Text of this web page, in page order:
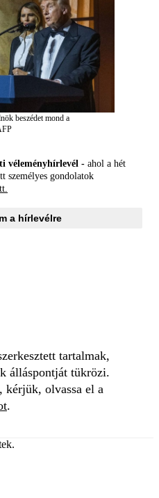
beszédet mond a
véleményhírlevél - ahol a hét
személyes gondolatok
a hírlevélre
tartalmak,
álláspontját tükrözi.
kérjük, olvassa el a
.